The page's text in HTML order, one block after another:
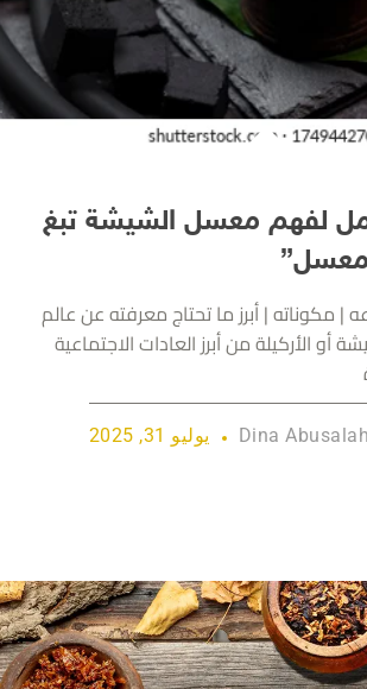
لفهم معسل الشيشة تبغ
| أبرز ما تحتاج معرفته عن عالم
من أبرز العادات الاجتماعية
Dina يوليو 31, 2025